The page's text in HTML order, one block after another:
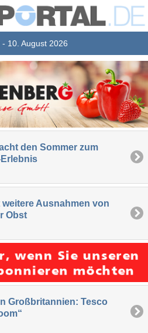
- 10. August 2026
den Sommer zum
Erlebnis
Ausnahmen von
Obst
Großbritannien: Tesco